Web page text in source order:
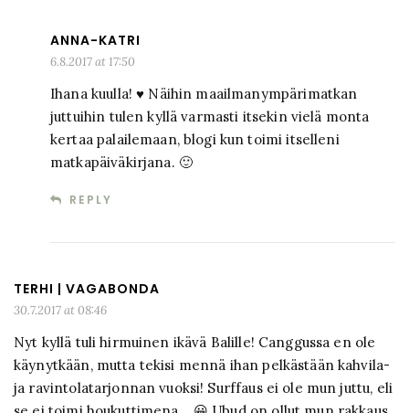
ANNA-KATRI
6.8.2017 at 17:50
Ihana kuulla! ♥ Näihin maailmanympärimatkan
juttuihin tulen kyllä varmasti itsekin vielä monta
kertaa palailemaan, blogi kun toimi itselleni
matkapäiväkirjana. 🙂
REPLY
TERHI | VAGABONDA
30.7.2017 at 08:46
Nyt kyllä tuli hirmuinen ikävä Balille! Canggussa en ole
käynytkään, mutta tekisi mennä ihan pelkästään kahvila-
ja ravintolatarjonnan vuoksi! Surffaus ei ole mun juttu, eli